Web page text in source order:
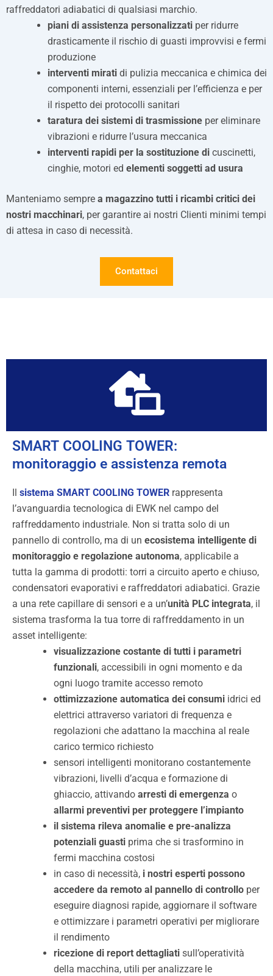
raffreddatori adiabatici di qualsiasi marchio.
piani di assistenza personalizzati per ridurre
drasticamente il rischio di guasti improvvisi e fermi
produzione
interventi mirati di pulizia meccanica e chimica dei
componenti interni, essenziali per l’efficienza e per
il rispetto dei protocolli sanitari
taratura dei sistemi di trasmissione per eliminare
vibrazioni e ridurre l’usura meccanica
interventi rapidi per la sostituzione di cuscinetti,
cinghie, motori ed elementi soggetti ad usura
Manteniamo sempre a magazzino tutti i ricambi critici dei
nostri macchinari, per garantire ai nostri Clienti minimi tempi
di attesa in caso di necessità.
Contattaci
SMART COOLING TOWER:
monitoraggio e assistenza remota​
sistema SMART COOLING TOWER rappresenta
l’avanguardia tecnologica di EWK nel campo del
raffreddamento industriale. Non si tratta solo di un
pannello di controllo, ma di un ecosistema intelligente di
monitoraggio e regolazione autonoma, applicabile a
tutta la gamma di prodotti: torri a circuito aperto e chiuso,
condensatori evaporativi e raffreddatori adiabatici. Grazie
a una rete capillare di sensori e a un’unità PLC integrata, il
sistema trasforma la tua torre di raffreddamento in un
asset intelligente:
visualizzazione costante di tutti i parametri
funzionali, accessibili in ogni momento e da
ogni luogo tramite accesso remoto
ottimizzazione automatica dei consumi idrici ed
elettrici attraverso variatori di frequenza e
regolazioni che adattano la macchina al reale
carico termico richiesto
sensori intelligenti monitorano costantemente
vibrazioni, livelli d’acqua e formazione di
ghiaccio, attivando arresti di emergenza o
allarmi preventivi per proteggere l’impianto
il sistema rileva anomalie e pre-analizza
potenziali guasti prima che si trasformino in
fermi macchina costosi
in caso di necessità, i nostri esperti possono
accedere da remoto al pannello di controllo per
eseguire diagnosi rapide, aggiornare il software
e ottimizzare i parametri operativi per migliorare
il rendimento
ricezione di report dettagliati sull’operatività
della macchina, utili per analizzare le